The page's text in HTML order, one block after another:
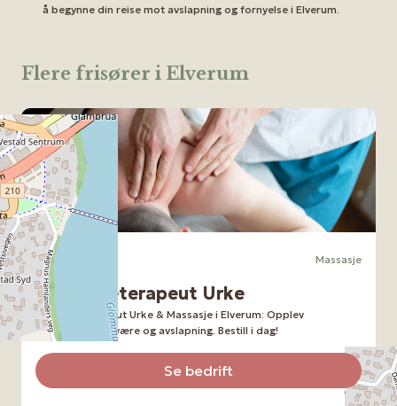
å begynne din reise mot avslapning og fornyelse i Elverum.
Flere frisører i Elverum
Elverum Massasje
Massasjeterapeut Urke
Massasjeterapeut Urke & Massasje i Elverum: Opplev
profesjonell velvære og avslapning. Bestill i dag!
Se bedrift